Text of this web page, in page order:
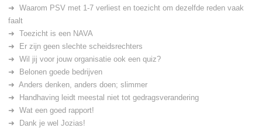
Waarom PSV met 1-7 verliest en toezicht om dezelfde reden vaak
faalt
Toezicht is een NAVA
Er zijn geen slechte scheidsrechters
Wil jij voor jouw organisatie ook een quiz?
Belonen goede bedrijven
Anders denken, anders doen; slimmer
Handhaving leidt meestal niet tot gedragsverandering
Wat een goed rapport!
Dank je wel Jozias!